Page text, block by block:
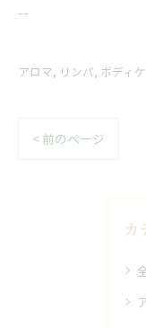
--
アロマ リンパ ボディ
< 前のページ
カ